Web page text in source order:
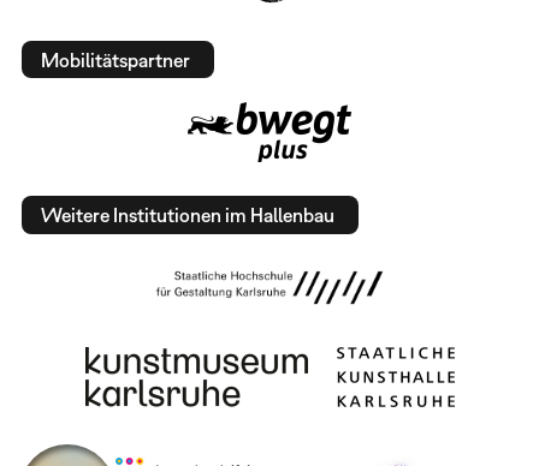
Mobilitätspartner
Weitere Institutionen im Hallenbau